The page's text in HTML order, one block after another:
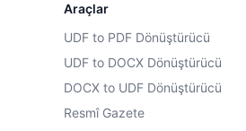
Araçlar
UDF to PDF Dönüştürücü
UDF to DOCX Dönüştürücü
DOCX to UDF Dönüştürücü
Resmî Gazete